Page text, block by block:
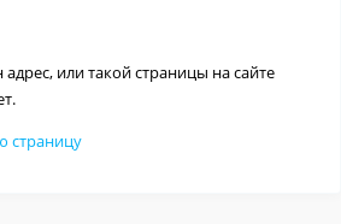
или такой страницы на сайте
страницу